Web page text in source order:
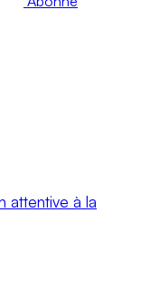
attentive à la